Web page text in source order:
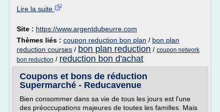
Lire la suite
Site : https://www.argentdubeurre.com
Thèmes liés : coupon reduction bon plan / bon plan
reduction courses / bon plan reduction / coupon network
bon reduction / reduction bon d'achat
Coupons et bons de réduction
Supermarché - Reducavenue
Bien consommer dans sa vie de tous les jours est l'une
des préoccupations majeures de toutes les familles. Mais